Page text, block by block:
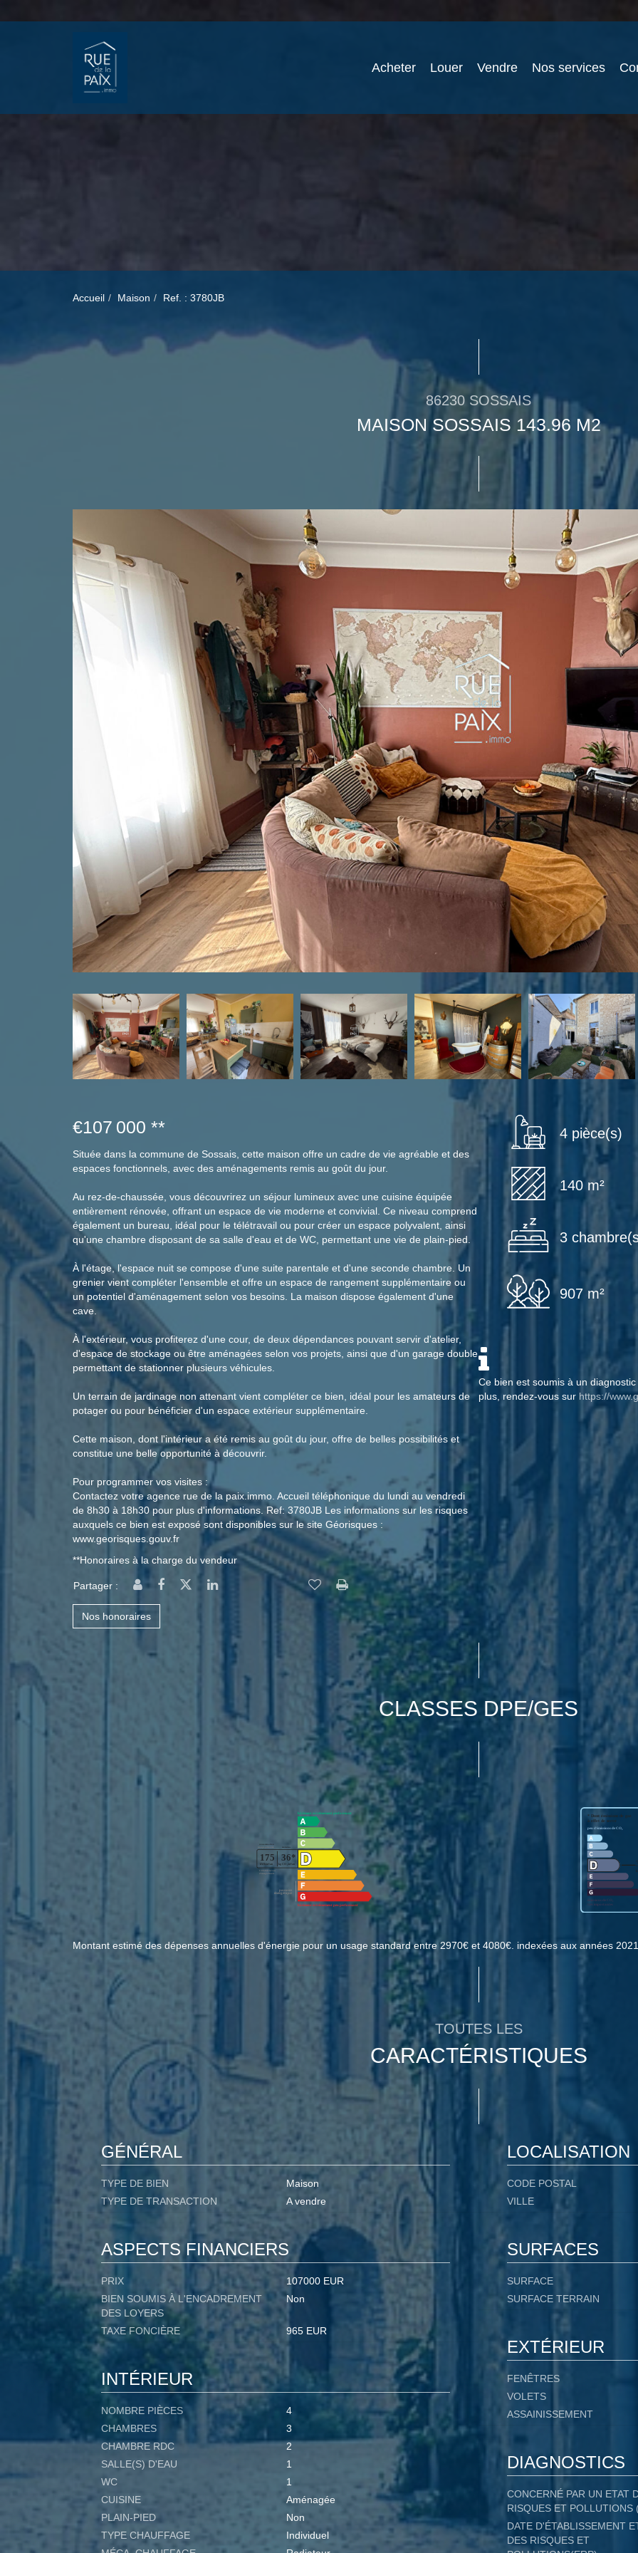
Acheter Louer Vendre Nos services
Accueil Maison Ref. : 3780JB
86230 SOSSAIS
MAISON SOSSAIS 143.96 M2
€107 000 **
Située dans la commune de Sossais, cette maison offre un cadre de vie agréable et des
espaces fonctionnels, avec des aménagements remis au goût du jour.
Au rez-de-chaussée, vous découvrirez un séjour lumineux avec une cuisine équipée
entièrement rénovée, offrant un espace de vie moderne et convivial. Ce niveau comprend
également un bureau, idéal pour le télétravail ou pour créer un espace polyvalent, ainsi
qu'une chambre disposant de sa salle d'eau et de WC, permettant une vie de plain-pied.
À l'étage, l'espace nuit se compose d'une suite parentale et d'une seconde chambre. Un
grenier vient compléter l'ensemble et offre un espace de rangement supplémentaire ou
un potentiel d'aménagement selon vos besoins. La maison dispose également d'une
cave.
À l'extérieur, vous profiterez d'une cour, de deux dépendances pouvant servir d'atelier,
d'espace de stockage ou être aménagées selon vos projets, ainsi que d'un garage double
permettant de stationner plusieurs véhicules.
Un terrain de jardinage non attenant vient compléter ce bien, idéal pour les amateurs de
potager ou pour bénéficier d'un espace extérieur supplémentaire.
Cette maison, dont l'intérieur a été remis au goût du jour, offre de belles possibilités et
constitue une belle opportunité à découvrir.
Pour programmer vos visites :
Contactez votre agence rue de la paix.immo. Accueil téléphonique du lundi au vendredi
de 8h30 à 18h30 pour plus d'informations. Ref: 3780JB Les informations sur les risques
auxquels ce bien est exposé sont disponibles sur le site Géorisques :
www.georisques.gouv.fr
**Honoraires à la charge du vendeur
Partager :
Nos honoraires
4 pièce(s)
140 m²
3
907 m²
CLASSES DPE/GES
Montant estimé des dépenses annuelles d'énergie pour un usage standard entre 2970€ et 4080€. indexées aux années
Ce bien est soumis à un
plus, rendez-vous sur https://
TOUTES LES
CARACTÉRISTIQUES
GÉNÉRAL
TYPE DE BIEN
Maison
TYPE DE TRANSACTION
A vendre
LOCALISATION
CODE POSTAL
VILLE
ASPECTS FINANCIERS
PRIX
107000 EUR
BIEN SOUMIS À L'ENCADREMENT
DES LOYERS
Non
TAXE FONCIÈRE 965 EUR
SURFACES
SURFACE
SURFACE TERRAIN
EXTÉRIEUR
FENÊTRES
VOLETS
ASSAINISSEMENT
INTÉRIEUR
NOMBRE PIÈCES
4
CHAMBRES
3
CHAMBRE RDC
2
SALLE(S) D'EAU
1
WC
1
CUISINE
Aménagée
PLAIN-PIED
Non
TYPE CHAUFFAGE
Individuel
DIAGNOSTICS
CONCERNÉ PAR UN ETAT
RISQUES ET POLLUTIONS
DATE D'ÉTABLISSEMENT
DES RISQUES ET